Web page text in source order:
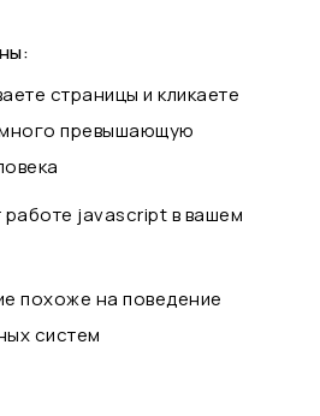
страницы и кликаете
превышающую
javascript в вашем
похоже на поведение
систем